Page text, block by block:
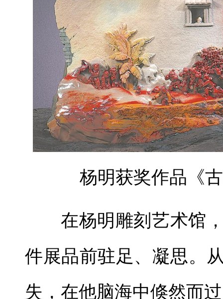
杨明获奖作品《
在杨明雕刻艺术馆
件展品前驻足、凝思。
失，在他脑海中倏然而